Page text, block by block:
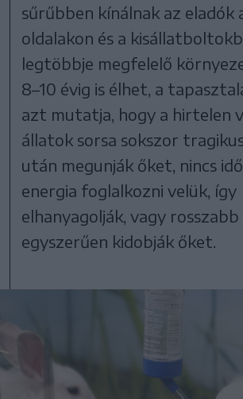
sűrűbben kínálnak az eladók
oldalakon és a
legtöbbje megfelelő
8–10 évig is élhet, a
azt mutatja, hogy a hirtelen
állatok sorsa sokszor
után megunják őket, nincs
energia foglalkozni velük, így
elhanyagolják, vagy
egyszerűen kidobják őket.